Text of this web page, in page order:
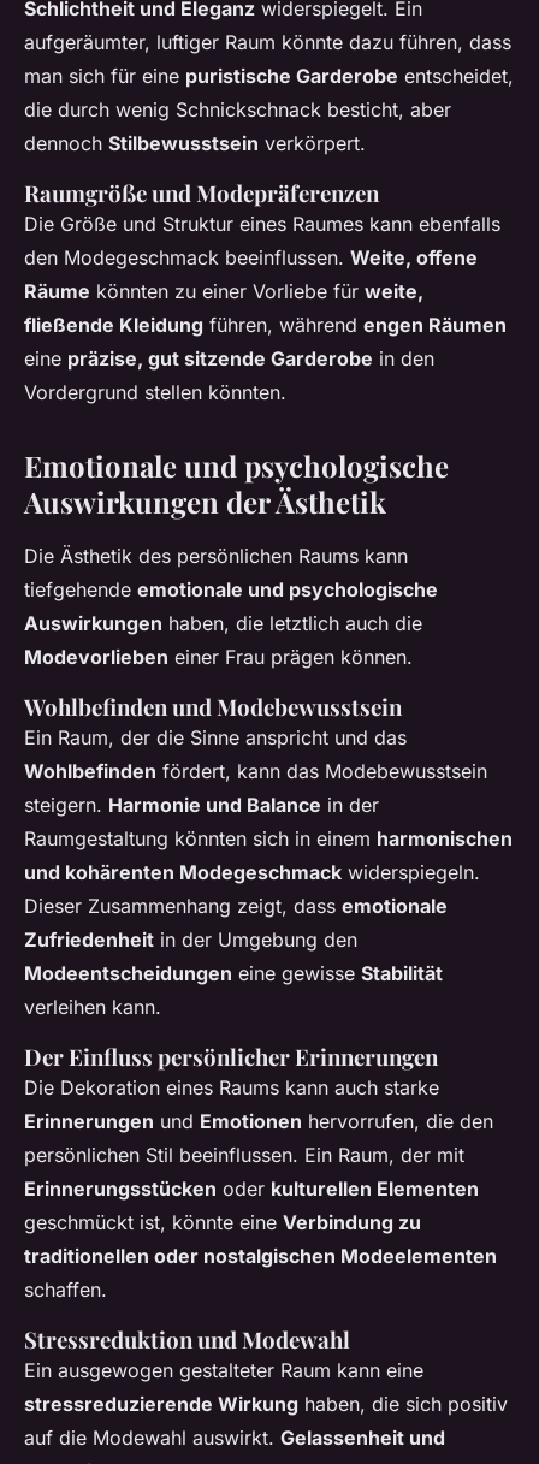
Schlichtheit und Eleganz widerspiegelt. Ein
aufgeräumter, luftiger Raum könnte dazu führen, dass
man sich für eine puristische Garderobe entscheidet,
die durch wenig Schnickschnack besticht, aber
dennoch Stilbewusstsein verkörpert.
Raumgröße und Modepräferenzen
Die Größe und Struktur eines Raumes kann ebenfalls
den Modegeschmack beeinflussen. Weite, offene
Räume könnten zu einer Vorliebe für weite,
fließende Kleidung führen, während engen Räumen
eine präzise, gut sitzende Garderobe in den
Vordergrund stellen könnten.
Emotionale und psychologische
Auswirkungen der Ästhetik
Die Ästhetik des persönlichen Raums kann
tiefgehende emotionale und psychologische
Auswirkungen haben, die letztlich auch die
Modevorlieben einer Frau prägen können.
Wohlbefinden und Modebewusstsein
Ein Raum, der die Sinne anspricht und das
Wohlbefinden fördert, kann das Modebewusstsein
steigern. Harmonie und Balance in der
Raumgestaltung könnten sich in einem harmonischen
und kohärenten Modegeschmack widerspiegeln.
Dieser Zusammenhang zeigt, dass emotionale
Zufriedenheit in der Umgebung den
Modeentscheidungen eine gewisse Stabilität
verleihen kann.
Der Einfluss persönlicher Erinnerungen
Die Dekoration eines Raums kann auch starke
Erinnerungen und Emotionen hervorrufen, die den
persönlichen Stil beeinflussen. Ein Raum, der mit
Erinnerungsstücken oder kulturellen Elementen
geschmückt ist, könnte eine Verbindung zu
traditionellen oder nostalgischen Modeelementen
schaffen.
Stressreduktion und Modewahl
Ein ausgewogen gestalteter Raum kann eine
stressreduzierende Wirkung haben, die sich positiv
auf die Modewahl auswirkt. Gelassenheit und